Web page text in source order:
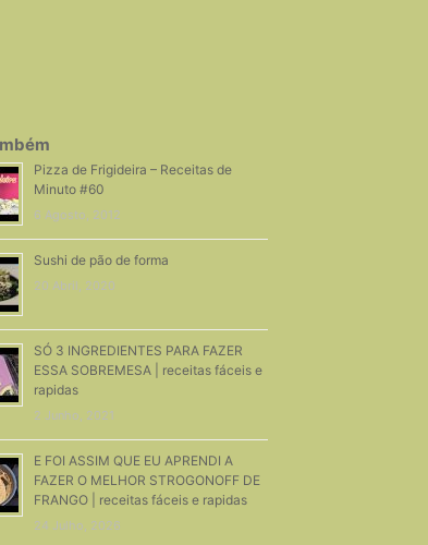
Pizza de Frigideira – Receitas de
Minuto #60
6 Agosto, 2012
Sushi de pão de forma
20 Abril, 2020
SÓ 3 INGREDIENTES PARA FAZER
ESSA SOBREMESA | receitas fáceis e
rapidas
2 Junho, 2021
E FOI ASSIM QUE EU APRENDI A
FAZER O MELHOR STROGONOFF DE
FRANGO | receitas fáceis e rapidas
24 Julho, 2026